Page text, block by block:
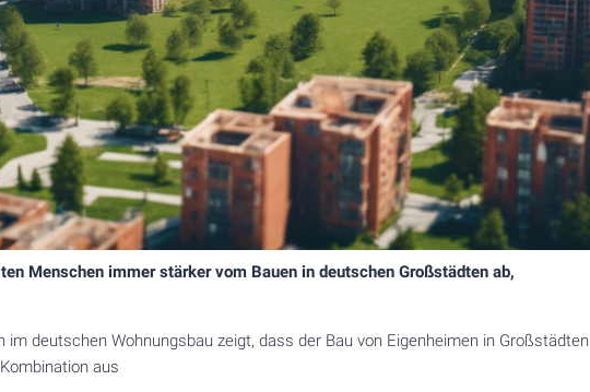
Menschen immer stärker vom Bauen in deutschen Großstädten ab,
im deutschen Wohnungsbau zeigt, dass der Bau von Eigenheimen in Großstädten
aus